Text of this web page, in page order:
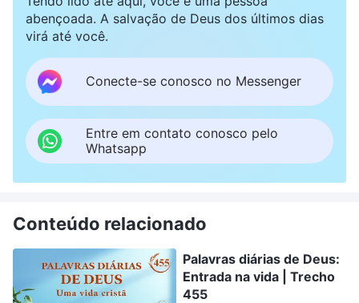
abençoada. A salvação de Deus dos últimos dias
virá até você.
Conecte-se conosco no Messenger
Entre em contato conosco pelo
Whatsapp
Conteúdo relacionado
Palavras diárias de Deus:
Entrada na vida | Trecho
455